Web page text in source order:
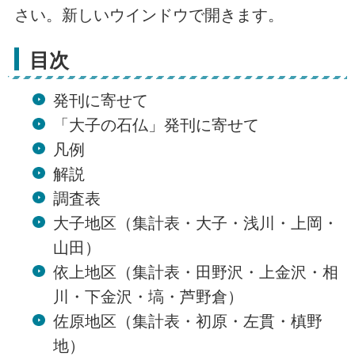
さい。新しいウインドウで開きます。
目次
発刊に寄せて
「大子の石仏」発刊に寄せて
凡例
解説
調査表
大子地区（集計表・大子・浅川・上岡・
山田）
依上地区（集計表・田野沢・上金沢・相
川・下金沢・塙・芦野倉）
佐原地区（集計表・初原・左貫・槙野
地）